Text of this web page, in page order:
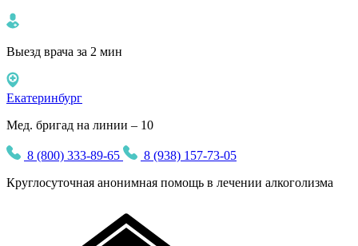
Выезд врача за 2 мин
Екатеринбург
Мед. бригад на линии – 10
8 (800) 333-89-65
8 (938) 157-73-05
Круглосуточная анонимная помощь в лечении алкоголизма